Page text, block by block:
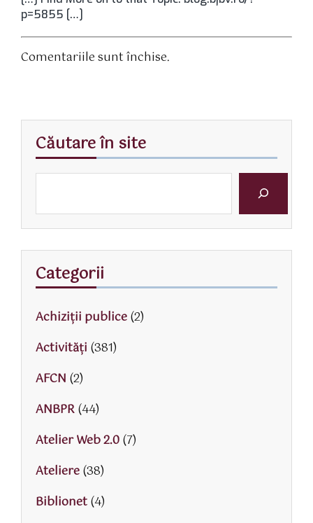
p=5855 […]
Comentariile sunt închise.
Căutare în site
Categorii
Achiziții publice(2)
Activităţi (381)
AFCN (2)
ANBPR(44)
Atelier Web 2.0(7)
Ateliere(38)
Biblionet(4)